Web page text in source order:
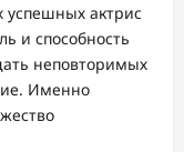
успешных актрис
и способность
неповторимых
Именно